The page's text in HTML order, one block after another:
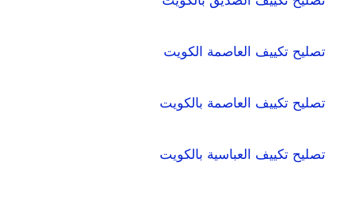
تصليح تكييف العاصمة الكويت
تصليح تكييف العاصمة بالكويت
تصليح تكييف العباسية بالكويت